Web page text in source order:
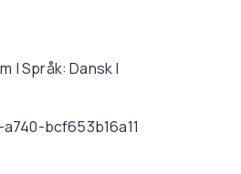
| Språk: Dansk |
bcf653b16a11